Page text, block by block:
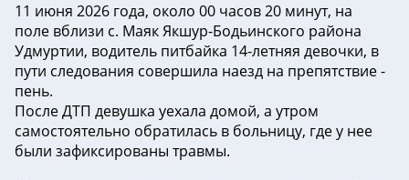
11 июня 2026 года, около 00 часов 20 минут, на
поле вблизи с. Маяк Якшур-Бодьинского района
Удмуртии, водитель питбайка 14-летняя девочки, в
пути следования совершила наезд на препятствие -
пень.
После ДТП девушка уехала домой, а утром
самостоятельно обратилась в больницу, где у нее
были зафиксированы травмы.